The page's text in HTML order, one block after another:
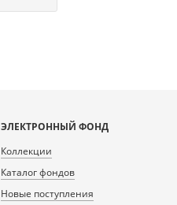
ЭЛЕКТРОННЫЙ ФОНД
Коллекции
Каталог фондов
Новые поступления